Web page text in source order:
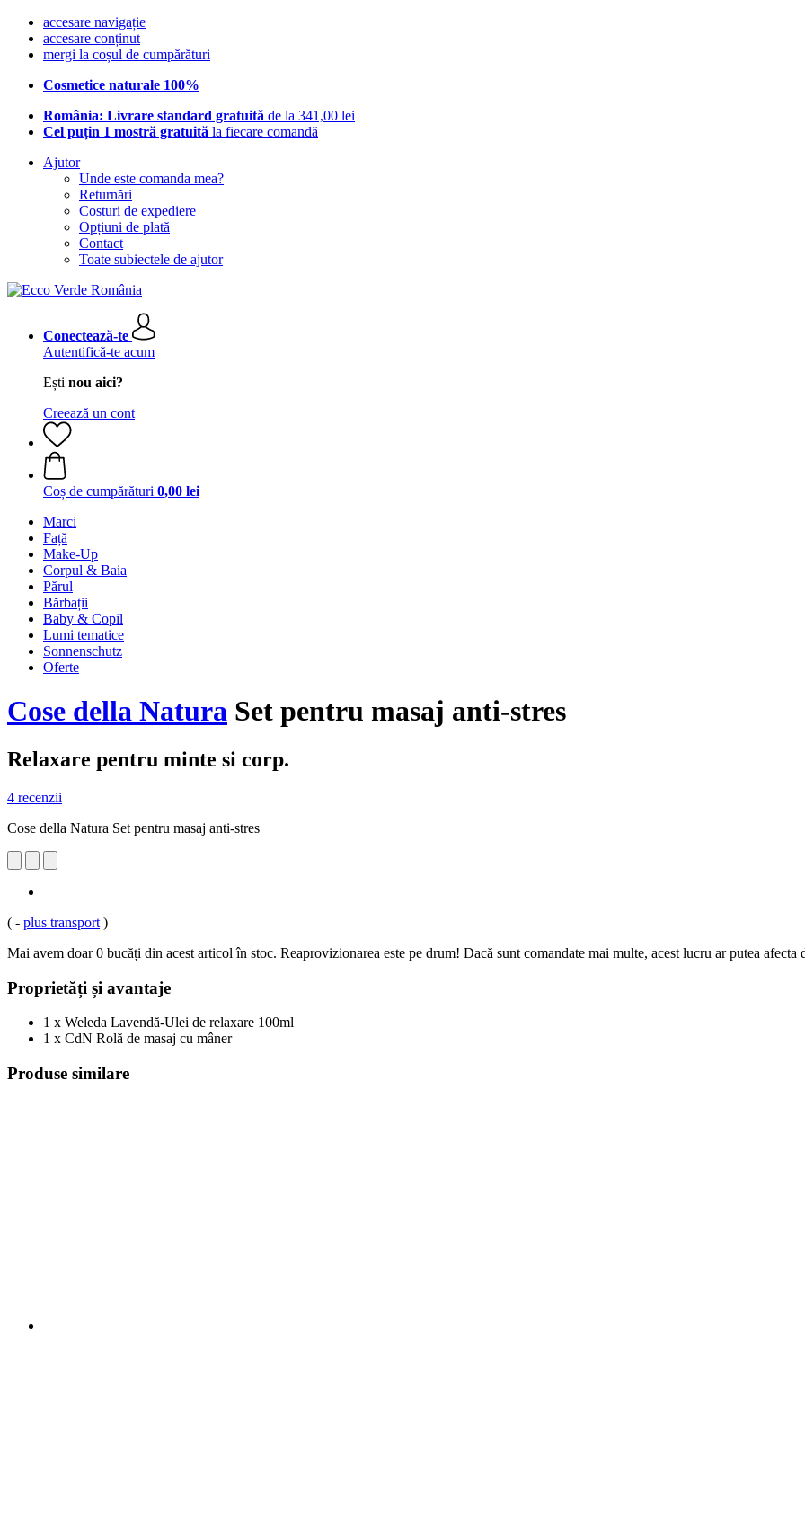
accesare navigație
accesare conținut
mergi la coșul de cumpărături
Cosmetice naturale 100%
România: Livrare standard gratuită de la 341,00 lei
Cel puțin 1 mostră gratuită la fiecare comandă
Ajutor
Unde este comanda mea?
Returnări
Costuri de expediere
Opțiuni de plată
Contact
Toate subiectele de ajutor
Conectează-te
Autentifică-te acum
Ești nou aici?
Creează un cont
Coș de cumpărături 0,00 lei
Marci
Față
Make-Up
Corpul & Baia
Părul
Bărbații
Baby & Copil
Lumi tematice
Sonnenschutz
Oferte
Cose della Natura Set pentru masaj anti-stres
Relaxare pentru minte si corp.
4 recenzii
Cose della Natura Set pentru masaj anti-stres
( - plus transport )
Mai avem doar 0 bucăți din acest articol în stoc. Reaprovizionarea este pe drum! Dacă sunt comandate mai multe, acest lucru ar putea afecta
Proprietăți și avantaje
1 x Weleda Lavendă-Ulei de relaxare 100ml
1 x CdN Rolă de masaj cu mâner
Produse similare